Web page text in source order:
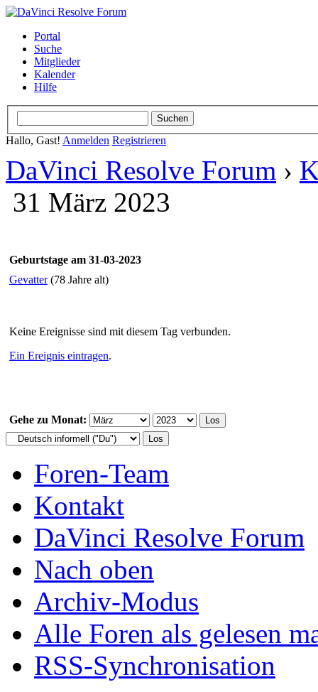
Portal
Suche
Mitglieder
Kalender
Hilfe
Hallo, Gast! Anmelden Registrieren
DaVinci Resolve Forum ›
31 März 2023
Geburtstage am 31-03-2023
Gevatter(78 Jahre alt)
Keine Ereignisse sind mit diesem Tag verbunden.
Ein Ereignis eintragen.
Gehe zu Monat:
Foren-Team
Kontakt
DaVinci Resolve Forum
Nach oben
Archiv-Modus
Alle Foren als gelesen
RSS-Synchronisation